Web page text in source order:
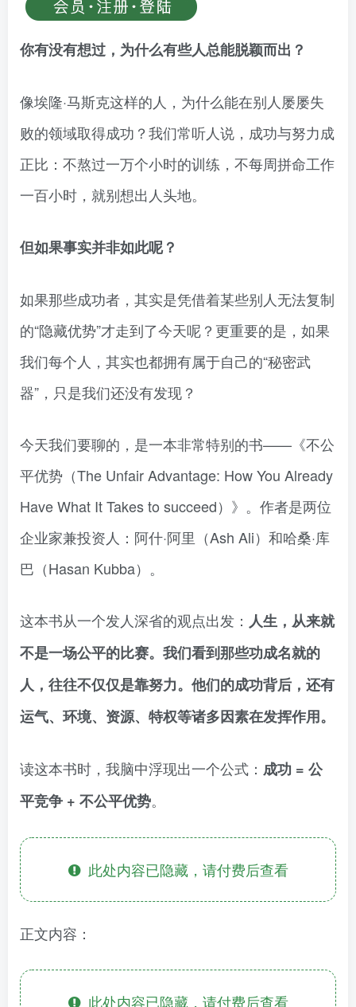
你有没有想过，为什么有些人总能脱颖而出？
像埃隆·马斯克这样的人，为什么能在别人屡屡失
败的领域取得成功？我们常听人说，成功与努力成
正比：不熬过一万个小时的训练，不每周拼命工作
一百小时，就别想出人头地。
但如果事实并非如此呢？
如果那些成功者，其实是凭借着某些别人无法复制
的“隐藏优势”才走到了今天呢？更重要的是，如果
我们每个人，其实也都拥有属于自己的“秘密武
器”，只是我们还没有发现？
今天我们要聊的，是一本非常特别的书——《不公
平优势（The Unfair Advantage: How You Already
Have What It Takes to succeed）》。作者是两位
企业家兼投资人：阿什·阿里（Ash Ali）和哈桑·库
巴（Hasan Kubba）。
这本书从一个发人深省的观点出发： 人生，从来就
不是一场公平的比赛。我们看到那些功成名就的
人，往往不仅仅是靠努力。他们的成功背后，还有
运气、环境、资源、特权等诸多因素在发挥作用。
读这本书时，我脑中浮现出一个公式： 成功 = 公
平竞争 + 不公平优势。
此处内容已隐藏，请付费后查看
正文内容：
此处内容已隐藏，请付费后查看